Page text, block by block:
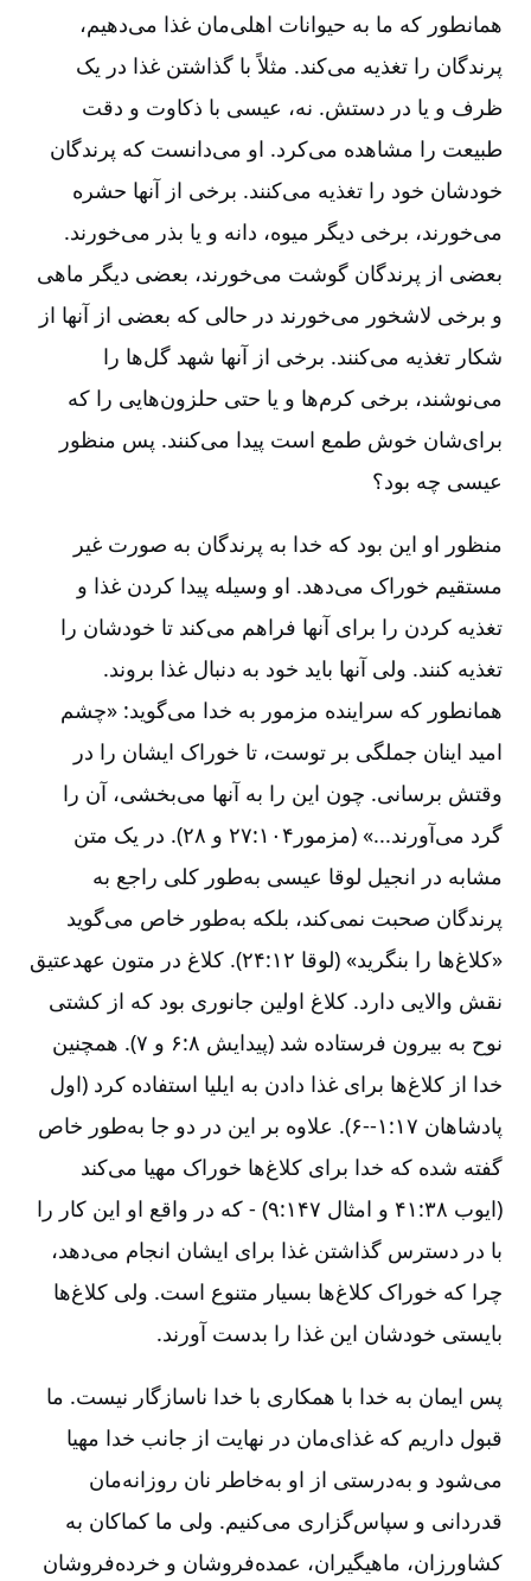
همانطور که ما به حیوانات اهلی‌مان غذا می‌دهیم،
پرندگان را تغذیه می‌کند. مثلاً با گذاشتن غذا در یک
ظرف و یا در دستش. نه، عیسی با ذکاوت و دقت
طبیعت را مشاهده می‌کرد. او می‌دانست که پرندگان
خودشان خود را تغذیه می‌کنند. برخی از آنها حشره
می‌خورند، برخی دیگر میوه، دانه و یا بذر می‌خورند.
بعضی از پرندگان گوشت می‌خورند، بعضی دیگر ماهی
و برخی لاشخور می‌خورند در حالی که بعضی از آنها از
شکار تغذیه می‌کنند. برخی از آنها شهد گل‌ها را
می‌نوشند، برخی کرم‌ها و یا حتی حلزون‌هایی را که
برای‌شان خوش طمع است پیدا می‌کنند. پس منظور
عیسی چه بود؟
منظور او این بود که خدا به پرندگان به صورت غیر
مستقیم خوراک می‌دهد. او وسیله پیدا کردن غذا و
تغذیه کردن را برای آنها فراهم می‌کند تا خودشان را
تغذیه کنند. ولی آنها باید خود به دنبال غذا بروند.
همانطور که سراینده مزمور به خدا می‌گوید:‏ «چشم
امید اینان جملگی بر توست، تا خوراک ایشان را در
وقتش برسانی. چون این را به آنها می‌بخشی، آن را
گرد می‌آورند...» (مزمور۱۰۴:‏۲۷ و ۲۸). در یک متن
مشابه در انجیل لوقا عیسی به‌طور کلی راجع به
پرندگان صحبت نمی‌کند، بلکه به‌طور خاص می‌گوید
«کلاغ‌ها را بنگرید» (لوقا ۱۲:‏۲۴). کلاغ در متون عهدعتیق
نقش والایی دارد. کلاغ اولین جانوری بود که از کشتی
نوح به بیرون فرستاده شد (پیدایش ۸:‏۶ و ۷). همچنین
خدا از کلاغ‌ها برای غذا دادن به ایلیا استفاده کرد (اول
پادشاهان ۱۷:‏۱-‏‏‏-‏‏۶). علاوه بر این در دو جا به‌طور خاص
گفته شده که خدا برای کلاغ‌ها خوراک مهیا می‌کند
(ایوب ۳۸:‏۴۱ و امثال ۱۴۷:‏۹) -‏‏‏‏‏‏‏ که در واقع او این کار را
با در دسترس گذاشتن غذا برای ایشان انجام می‌دهد،
چرا که خوراک کلاغ‌ها بسیار متنوع است. ولی کلاغ‌ها
بایستی خودشان این غذا را بدست آورند.
پس ایمان به خدا با همکاری با خدا ناسازگار نیست. ما
قبول داریم که غذای‌مان در نهایت از جانب خدا مهیا
می‌شود و به‌درستی از او به‌خاطر نان روزانه‌مان
قدردانی و سپاس‌گزاری می‌کنیم. ولی ما کماکان به
کشاورزان، ماهیگیران، عمده‌فروشان و خرده‌فروشان